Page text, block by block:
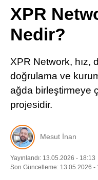
XPR
Nedir?
XPR Network, hız,
doğrulama ve
ağda birleştirmeye
projesidir.
Mesut İnan
Yayınlandı: 13.05.2026 - 18:13
Son Güncelleme: 13.05.2026 -